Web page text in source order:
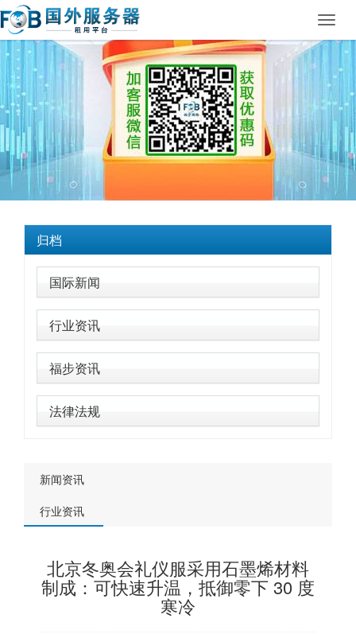
归档
国际新闻
行业资讯
福步资讯
法律法规
新闻资讯
行业资讯
北京冬奥会礼仪服采用石墨烯材料
制成：可快速升温，抵御零下 30 度
寒冷